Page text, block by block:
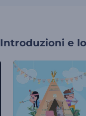
Introduzioni e